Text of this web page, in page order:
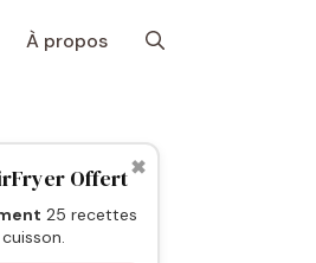
À propos
✖
Offert
25 recettes